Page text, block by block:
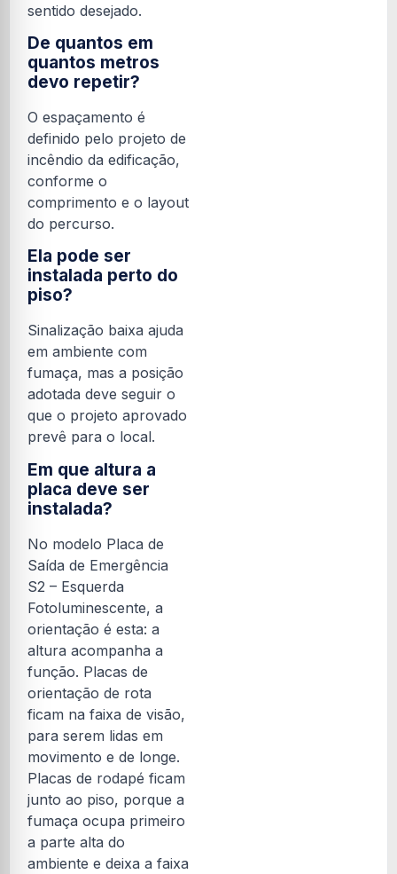
sentido desejado.
De quantos em
quantos metros
devo repetir?
O espaçamento é
definido pelo projeto de
incêndio da edificação,
conforme o
comprimento e o layout
do percurso.
Ela pode ser
instalada perto do
piso?
Sinalização baixa ajuda
em ambiente com
fumaça, mas a posição
adotada deve seguir o
que o projeto aprovado
prevê para o local.
Em que altura a
placa deve ser
instalada?
No modelo Placa de
Saída de Emergência
S2 – Esquerda
Fotoluminescente, a
orientação é esta: a
altura acompanha a
função. Placas de
orientação de rota
ficam na faixa de visão,
para serem lidas em
movimento e de longe.
Placas de rodapé ficam
junto ao piso, porque a
fumaça ocupa primeiro
a parte alta do
ambiente e deixa a faixa